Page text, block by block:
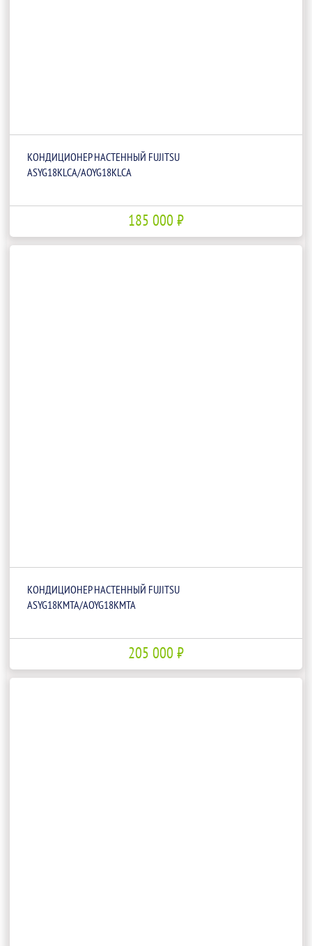
КОНДИЦИОНЕР НАСТЕННЫЙ FUJITSU
ASYG18KLCA/AOYG18KLCA
185 000 ₽
КОНДИЦИОНЕР НАСТЕННЫЙ FUJITSU
ASYG18KMTA/AOYG18KMTA
205 000 ₽